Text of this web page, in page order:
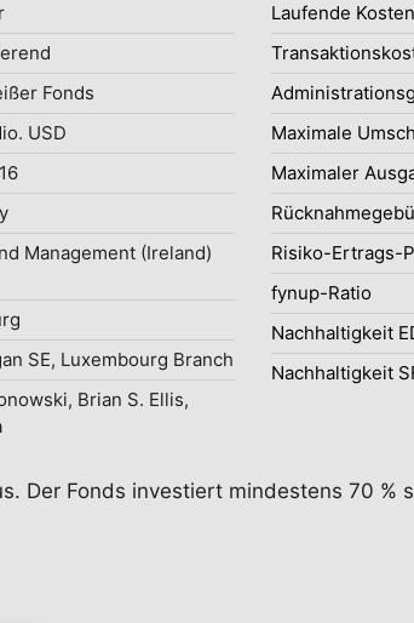
Fonds
USD
Management (Ireland)
SE, Luxembourg Branch
Brian S. Ellis,
Laufende Kosten
Maximale
Maximaler
Risiko-Ertrags-
fynup-Ratio
Nachhaltigkeit
Nachhaltigkeit
Der Fonds investiert mindestens 70 %